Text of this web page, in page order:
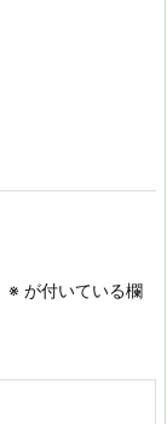
※ が付いている欄